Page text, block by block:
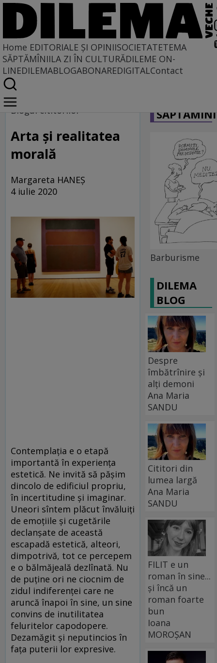
Home EDITORIALE ȘI OPINIISOCIETATETEMA
SĂPTĂMÎNIILA ZI ÎN CULTURĂDILEME ON-
LINEDILEMABLOGABONAREDIGITALContact
Home
Blogul cititorilor
Blogul cititorilor
Arta și realitatea
morală
Margareta HANEȘ
4 iulie 2020
Contemplația e o etapă
importantă în experiența
estetică. Ne invită să pășim
dincolo de edificiul propriu,
în incertitudine și imaginar.
Uneori sîntem plăcut învăluiți
de emoțiile și cugetările
declanșate de această
escapadă estetică, alteori,
dimpotrivă, tot ce percepem
e o bălmăjeală dezlînată. Nu
de puține ori ne ciocnim de
zidul indiferenței care ne
aruncă înapoi în sine, un sine
convins de inutilitatea
feluritelor capodopere.
Dezamăgit și neputincios în
fața puterii lor expresive.
Barburisme
DILEMA
BLOG
Despre
îmbătrînire și
alți demoni
Ana Maria
SANDU
Cititori din
lumea largă
Ana Maria
SANDU
FILIT e un
roman în sine...
și încă un
roman foarte
bun
Ioana
MOROȘAN